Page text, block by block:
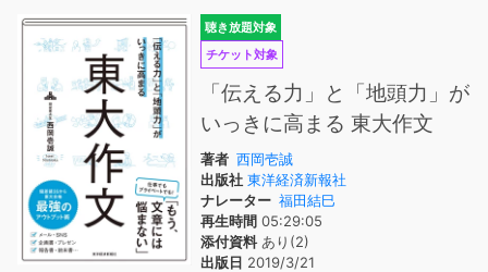
聴き放題対象
チケット対象
「伝える力」と「地頭力」が
いっきに高まる 東大作文
著者 西岡壱誠
出版社 東洋経済新報社
ナレーター 福田結巳
再生時間 05:29:05
添付資料あり(2)
出版日 2019/3/21